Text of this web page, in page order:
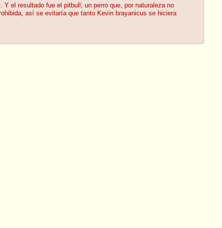
el resultado fue el pitbull; un perro que, por naturaleza no
así se evitaría que tanto Kevin brayanicus se hiciera